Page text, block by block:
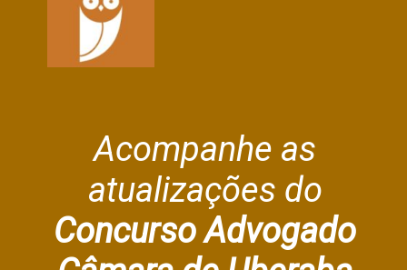
Acompanhe as
atualizações do
Concurso Advogado